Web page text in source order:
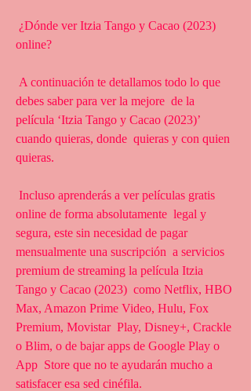
online?
debes saber para ver la mejore  de la
película ‘Itzia Tango y Cacao (2023)’
cuando quieras, donde  quieras y con quien
quieras.
online de forma absolutamente  legal y
segura, este sin necesidad de pagar
mensualmente una suscripción  a servicios
premium de streaming la película Itzia
Tango y Cacao (2023)  como Netflix, HBO
Max, Amazon Prime Video, Hulu, Fox
Premium, Movistar  Play, Disney+, Crackle
o Blim, o de bajar apps de Google Play o
App  Store que no te ayudarán mucho a
satisfacer esa sed cinéfila.